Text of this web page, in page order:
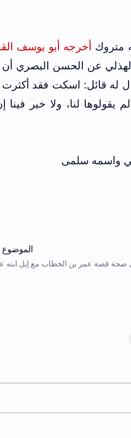
متروك أخرجه أبو يوسف
عن الحسن البصري أن
له قائل: اسكت فقد
لنا، ولا خير فينا
واسمه سلمى